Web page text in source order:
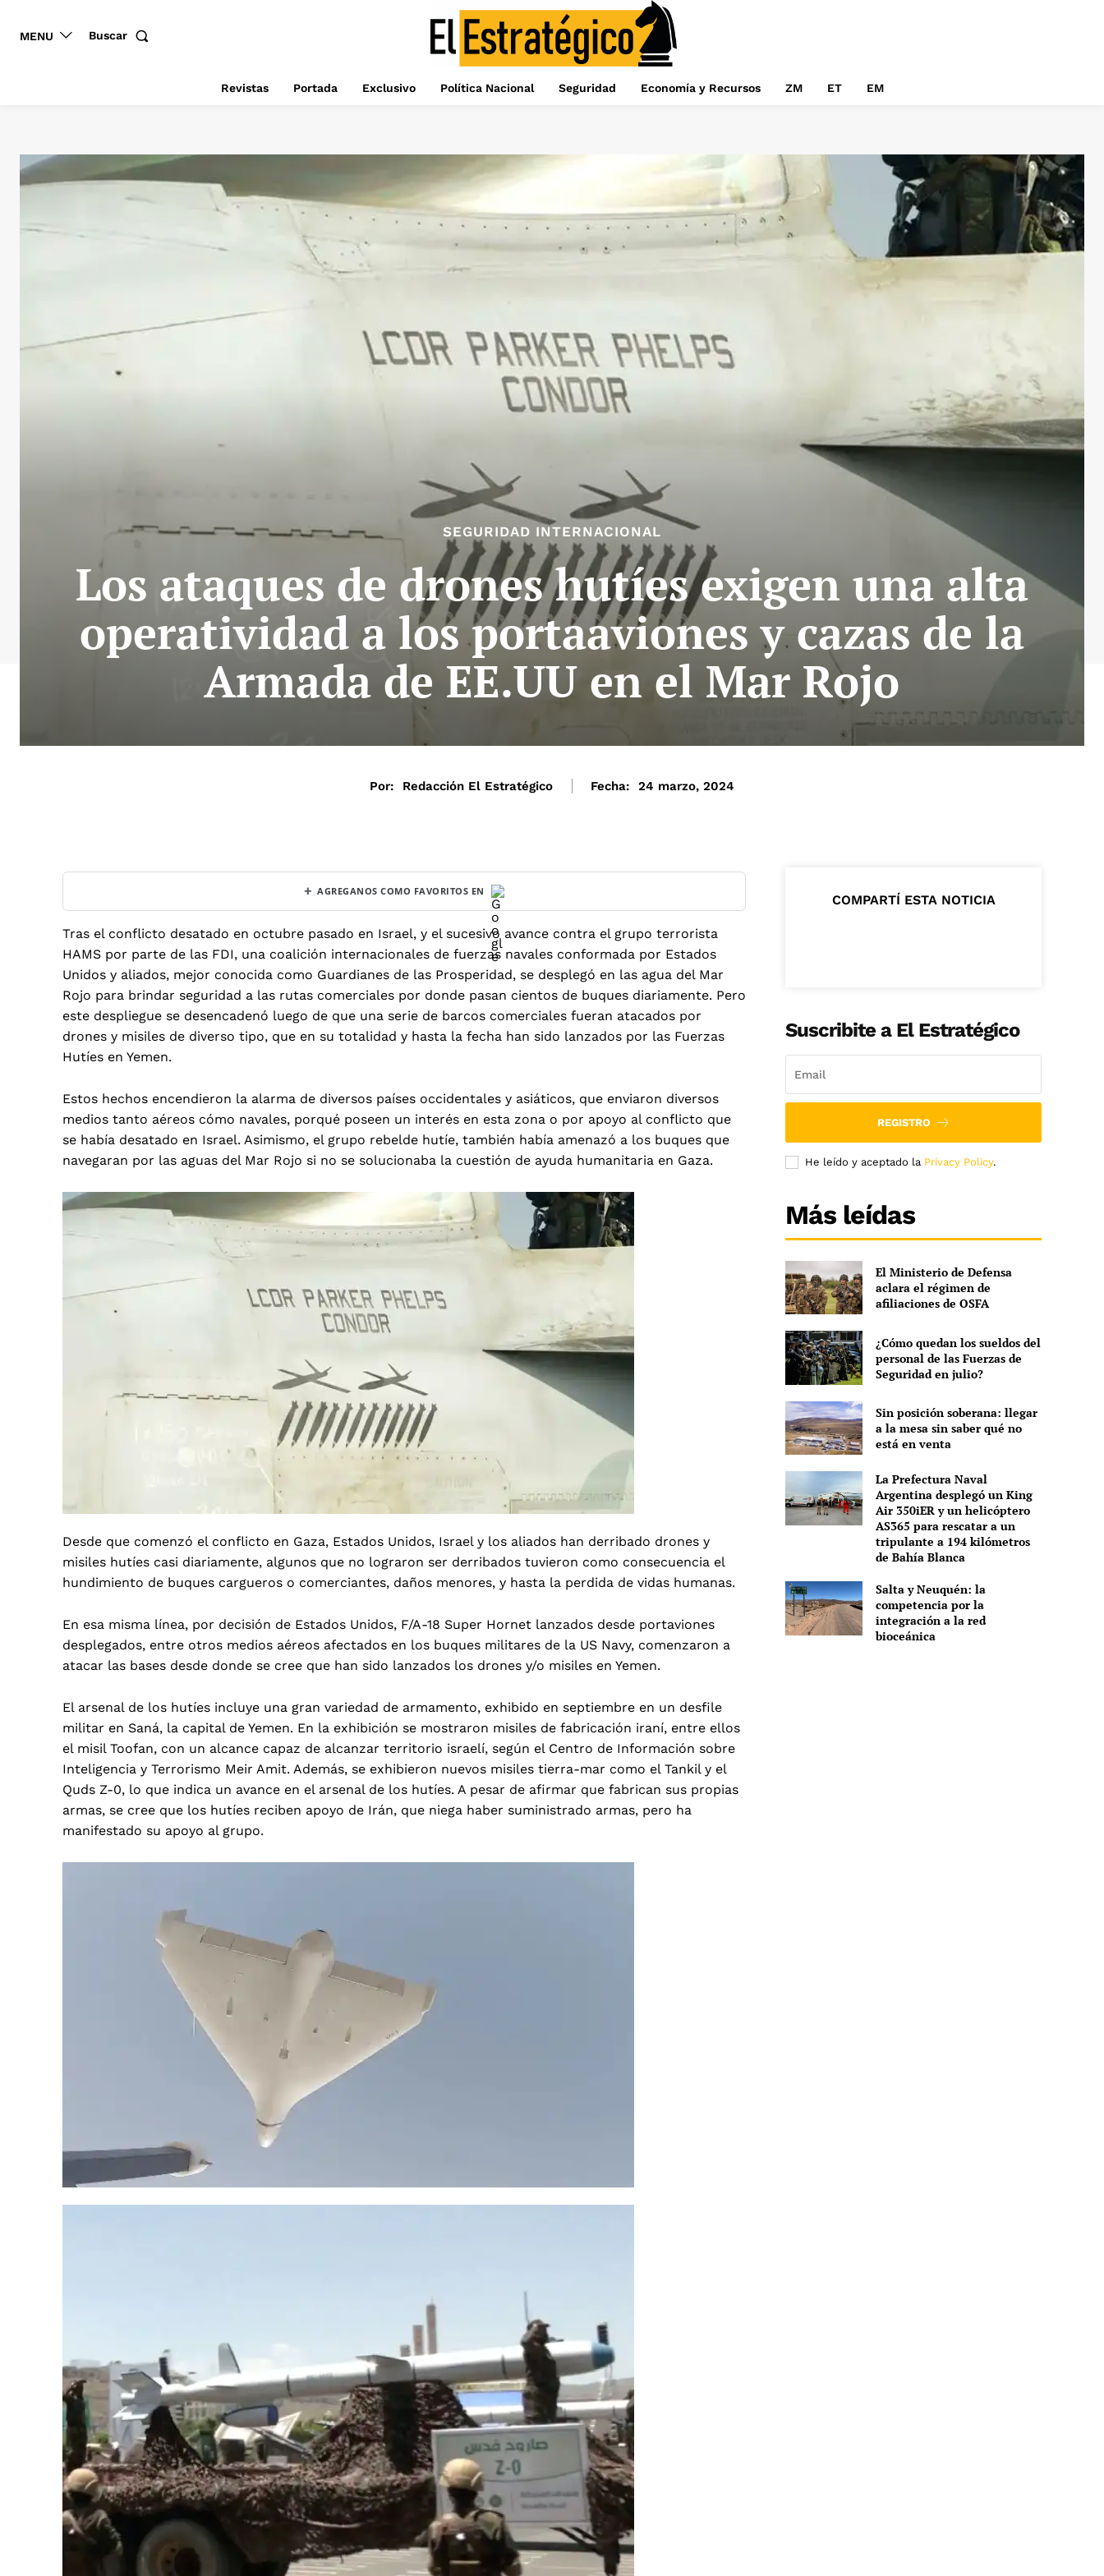
MENU Buscar
Revistas Portada Exclusivo Política Nacional Seguridad Economía y Recursos ZM ET EM
SEGURIDAD INTERNACIONAL
Los ataques de drones hutíes exigen una alta
operatividad a los portaaviones y cazas de la
Armada de EE.UU en el Mar Rojo
Por: Redacción El Estratégico Fecha: 24 marzo, 2024
+ AGREGANOS COMO FAVORITOS EN
Tras el conflicto desatado en octubre pasado en Israel, y el sucesivo avance contra el grupo terrorista
HAMS por parte de las FDI, una coalición internacionales de fuerzas navales conformada por Estados
Unidos y aliados, mejor conocida como Guardianes de las Prosperidad, se desplegó en las agua del Mar
Rojo para brindar seguridad a las rutas comerciales por donde pasan cientos de buques diariamente. Pero
este despliegue se desencadenó luego de que una serie de barcos comerciales fueran atacados por
drones y misiles de diverso tipo, que en su totalidad y hasta la fecha han sido lanzados por las Fuerzas
Hutíes en Yemen.
Estos hechos encendieron la alarma de diversos países occidentales y asiáticos, que enviaron diversos
medios tanto aéreos cómo navales, porqué poseen un interés en esta zona o por apoyo al conflicto que
se había desatado en Israel. Asimismo, el grupo rebelde hutíe, también había amenazó a los buques que
navegaran por las aguas del Mar Rojo si no se solucionaba la cuestión de ayuda humanitaria en Gaza.
Desde que comenzó el conflicto en Gaza, Estados Unidos, Israel y los aliados han derribado drones y
misiles hutíes casi diariamente, algunos que no lograron ser derribados tuvieron como consecuencia el
hundimiento de buques cargueros o comerciantes, daños menores, y hasta la perdida de vidas humanas.
En esa misma línea, por decisión de Estados Unidos, F/A-18 Super Hornet lanzados desde portaviones
desplegados, entre otros medios aéreos afectados en los buques militares de la US Navy, comenzaron a
atacar las bases desde donde se cree que han sido lanzados los drones y/o misiles en Yemen.
El arsenal de los hutíes incluye una gran variedad de armamento, exhibido en septiembre en un desfile
militar en Saná, la capital de Yemen. En la exhibición se mostraron misiles de fabricación iraní, entre ellos
el misil Toofan, con un alcance capaz de alcanzar territorio israelí, según el Centro de Información sobre
Inteligencia y Terrorismo Meir Amit. Además, se exhibieron nuevos misiles tierra-mar como el Tankil y el
Quds Z-0, lo que indica un avance en el arsenal de los hutíes. A pesar de afirmar que fabrican sus propias
armas, se cree que los hutíes reciben apoyo de Irán, que niega haber suministrado armas, pero ha
manifestado su apoyo al grupo.
COMPARTÍ ESTA NOTICIA
Suscribite a El Estratégico
REGISTRO
He leído y aceptado la Privacy Policy.
Más leídas
El Ministerio de Defensa
aclara el régimen de
afiliaciones de OSFA
¿Cómo quedan los sueldos del
personal de las Fuerzas de
Seguridad en julio?
Sin posición soberana: llegar
a la mesa sin saber qué no
está en venta
La Prefectura Naval
Argentina desplegó un King
Air 350iER y un helicóptero
AS365 para rescatar a un
tripulante a 194 kilómetros
de Bahía Blanca
Salta y Neuquén: la
competencia por la
integración a la red
bioceánica